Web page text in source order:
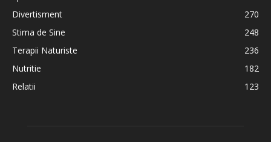
Divertisment
270
Stima de Sine
248
Terapii Naturiste
236
Nutritie
182
Relatii
123